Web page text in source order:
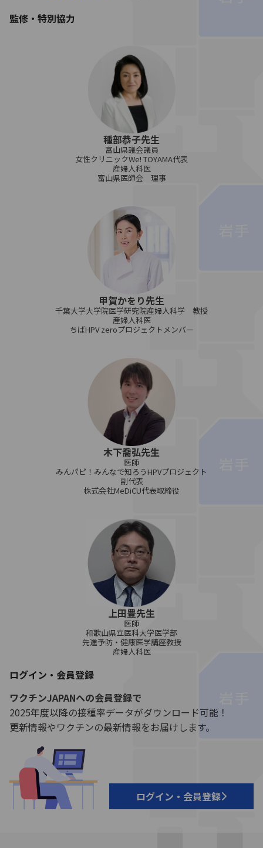
監修・特別協力
種部恭子先生
富山県議会議員
女性クリニックWe! TOYAMA代表
産婦人科医
富山県医師会 理事
甲賀かをり先生
千葉大学大学院医学研究院産婦人科学 教授
産婦人科医
ちばHPV zeroプロジェクトメンバー
木下喬弘先生
医師
みんパピ！みんなで知ろうHPVプロジェクト
副代表
株式会社MeDiCU代表取締役
上田豊先生
医師
和歌山県立医科大学医学部
先進予防・健康医学講座教授
産婦人科医
ログイン・会員登録
ログイン・会員登録
ワクチンJAPANへの会員登録で
2025年度以降の接種率データがダウンロード可能！
更新情報やワクチンの最新情報をお届けします。